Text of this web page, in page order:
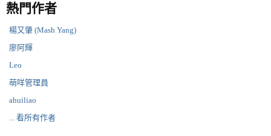
熱門作者
楊又肇 (Mash Yang)
廖阿輝
Leo
萌咩管理員
ahuiliao
... 看所有作者